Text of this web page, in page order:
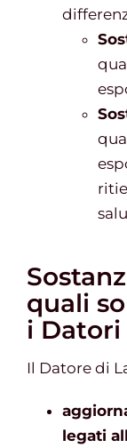
quali
i Datori
Il Datore di
legati